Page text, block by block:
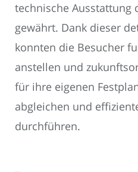
technische Ausstattung
gewährt. Dank dieser
konnten die Besucher
anstellen und
für ihre eigenen
abgleichen und
durchführen.